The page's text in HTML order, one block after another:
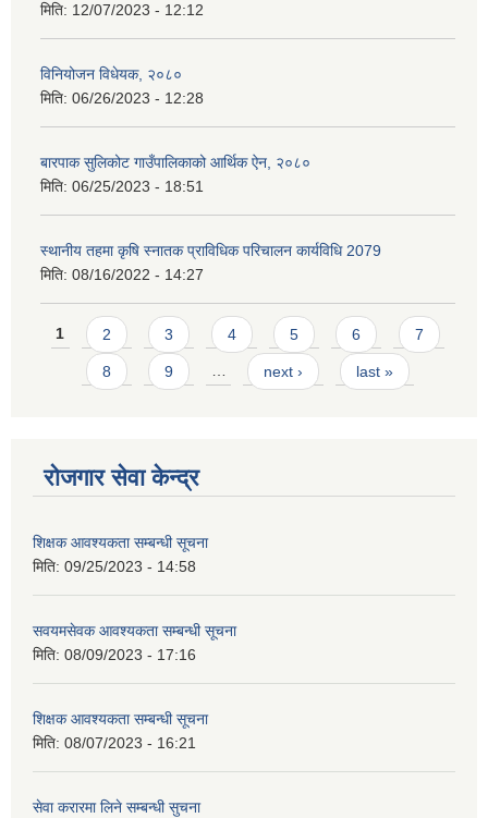
मिति: 12/07/2023 - 12:12
विनियोजन विधेयक, २०८०
मिति: 06/26/2023 - 12:28
बारपाक सुलिकोट गाउँपालिकाको आर्थिक ऐन, २०८०
मिति: 06/25/2023 - 18:51
स्थानीय तहमा कृषि स्नातक प्राविधिक परिचालन कार्यविधि 2079
मिति: 08/16/2022 - 14:27
Pages
1 2 3 4 5 6 7
8 9 … next › last »
रोजगार सेवा केन्द्र
शिक्षक आवश्यकता सम्बन्धी सूचना
मिति: 09/25/2023 - 14:58
सवयमसेवक आवश्यकता सम्बन्धी सूचना
मिति: 08/09/2023 - 17:16
शिक्षक आवश्यकता सम्बन्धी सूचना
मिति: 08/07/2023 - 16:21
सेवा करारमा लिने सम्बन्धी सुचना